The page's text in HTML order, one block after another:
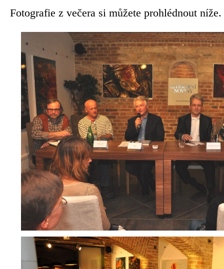
Fotografie z večera si můžete prohlédnout níže.